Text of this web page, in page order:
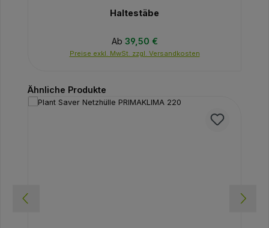
Haltestäbe
Regulärer Preis:
Ab 39,50 €
Preise exkl. MwSt. zzgl. Versandkosten
Produktgalerie überspringen
Ähnliche Produkte